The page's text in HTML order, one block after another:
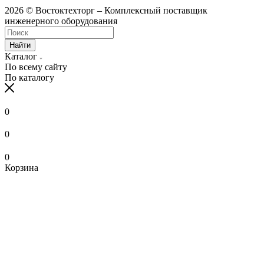
2026 © Востоктехторг – Комплексный поставщик
инженерного оборудования
Найти
Каталог
По всему сайту
По каталогу
0
0
0
Корзина